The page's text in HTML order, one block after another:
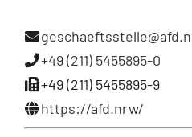
+49 (211) 5455895-0
+49 (211) 5455895-9
https://afd.nrw/